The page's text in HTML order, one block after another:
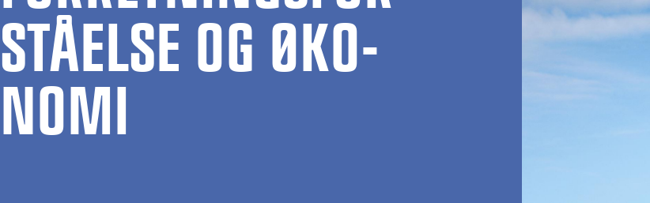
STÅ­EL­SE OG ØKO­
NO­MI